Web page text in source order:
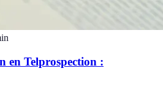
en Telprospection :